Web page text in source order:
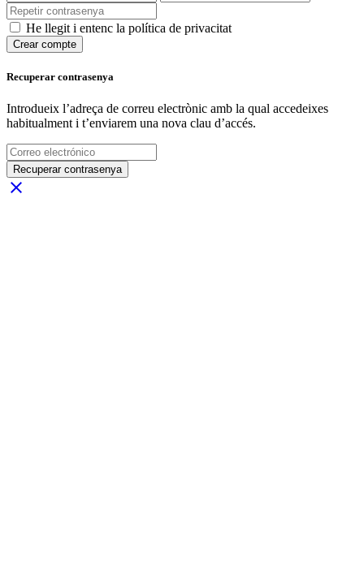
He llegit i entenc la política de privacitat
Crear compte
Recuperar contrasenya
Introdueix l’adreça de correu electrònic amb la qual accedeixes
habitualment i t’enviarem una nova clau d’accés.
Recuperar contrasenya
close